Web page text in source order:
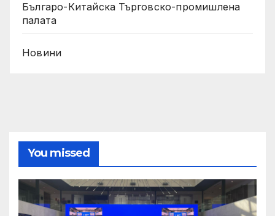
Българо-Китайска Търговско-промишлена
палaта
Новини
You missed